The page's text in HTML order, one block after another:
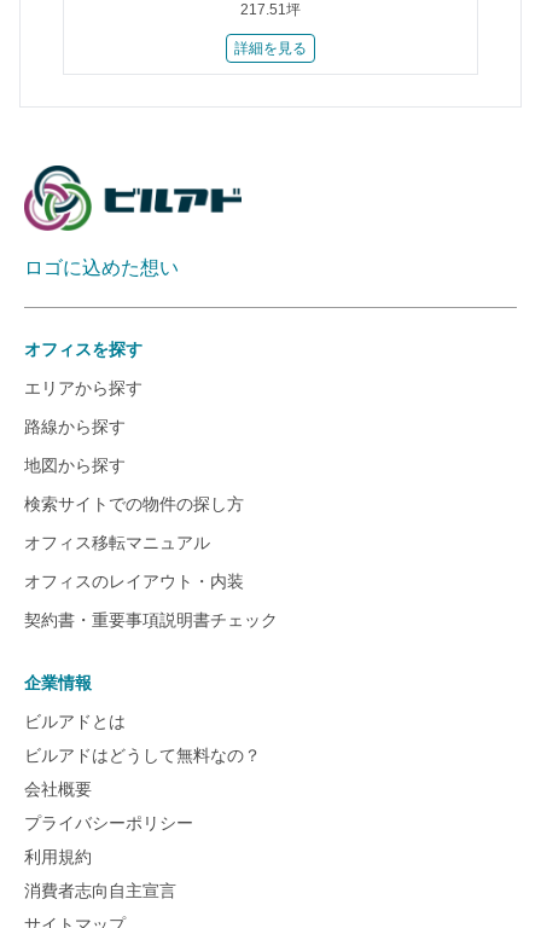
217.51坪
詳細を見る
ロゴに込めた想い
オフィスを探す
エリアから探す
路線から探す
地図から探す
検索サイトでの物件の探し方
オフィス移転マニュアル
オフィスのレイアウト・内装
契約書・重要事項説明書チェック
企業情報
ビルアドとは
ビルアドはどうして無料なの？
会社概要
プライバシーポリシー
利用規約
消費者志向自主宣言